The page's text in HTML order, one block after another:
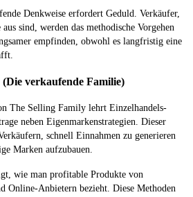
Denkweise erfordert Geduld. Verkäufer,
sind, werden das methodische Vorgehen
empfinden, obwohl es langfristig eine
verkaufende Familie)
The Selling Family lehrt Einzelhandels-
neben Eigenmarkenstrategien. Dieser
schnell Einnahmen zu generieren
Marken aufzubauen.
wie man profitable Produkte von
Online-Anbietern bezieht. Diese Methoden